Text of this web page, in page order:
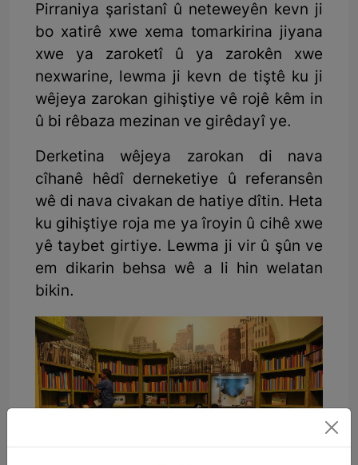
Pirraniya şaristanî û neteweyên kevn ji
bo xatirê xwe xema tomarkirina jiyana
xwe ya zaroketî û ya zarokên xwe
nexwarine, lewma ji kevn de tiştê ku ji
wêjeya zarokan gihiştiye vê rojê kêm in
û bi rêbaza mezinan ve girêdayî ye.
Derketina wêjeya zarokan di nava
cîhanê hêdî derneketiye û referansên
wê di nava civakan de hatiye dîtin. Heta
ku gihiştiye roja me ya îroyin û cihê xwe
yê taybet girtiye. Lewma ji vir û şûn ve
em dikarin behsa wê a li hin welatan
bikin.